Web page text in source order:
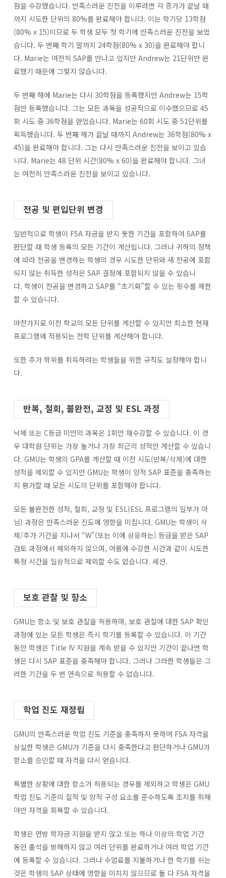
점을 수강했습니다. 만족스러운 진전을 이루려면 각 증가가 끝날 때
까지 시도한 단위의 80%를 완료해야 합니다. 이는 학기당 13학점
(80% x 15)이므로 두 학생 모두 첫 학기에 만족스러운 진전을 보였
습니다. 두 번째 학기 말까지 24학점(80% x 30)을 완료해야 합니
다. Marie는 여전히 SAP를 만나고 있지만 Andrew는 21단위만 완
료했기 때문에 그렇지 않습니다.
두 번째 해에 Marie는 다시 30학점을 등록했지만 Andrew는 15학
점만 등록했습니다. 그는 모든 과목을 성공적으로 이수했으므로 45
회 시도 중 36학점을 얻었습니다. Marie는 60회 시도 중 51단위를
획득했습니다. 두 번째 해가 끝날 때까지 Andrew는 36학점(80% x
45)을 완료해야 합니다. 그는 다시 만족스러운 진전을 보이고 있습
니다. Marie는 48 단위 시간(80% x 60)을 완료해야 합니다. 그녀
는 여전히 만족스러운 진전을 보이고 있습니다.
전공 및 편입단위 변경
일반적으로 학생이 FSA 자금을 받지 못한 기간을 포함하여 SAP를
판단할 때 학생 등록의 모든 기간이 계산됩니다. 그러나 귀하의 정책
에 따라 전공을 변경하는 학생의 경우 시도한 단위와 새 전공에 포함
되지 않는 취득한 성적은 SAP 결정에 포함되지 않을 수 있습니
다. 학생이 전공을 변경하고 SAP를 “초기화”할 수 있는 횟수를 제한
할 수 있습니다.
마찬가지로 이전 학교의 모든 단위를 계산할 수 있지만 최소한 현재
프로그램에 적용되는 전학 단위를 계산해야 합니다.
또한 추가 학위를 취득하려는 학생들을 위한 규칙도 설정해야 합니
다.
반복, 철회, 불완전, 교정 및 ESL 과정
낙제 또는 C등급 미만의 과목은 1회만 재수강할 수 있습니다. 이 경
우 대학원 단위는 가장 높거나 가장 최근의 성적만 계산할 수 있습니
다. GMU는 학생의 GPA를 계산할 때 이전 시도(반복/삭제)에 대한
성적을 제외할 수 있지만 GMU는 학생이 양적 SAP 표준을 충족하는
지 평가할 때 모든 시도의 단위를 포함해야 합니다.
모든 불완전한 성적, 철회, 교정 및 ESL(ESL 프로그램의 일부가 아
님) 과정은 만족스러운 진도에 영향을 미칩니다. GMU는 학생이 삭
제/추가 기간을 지나서 “W”(또는 이에 상응하는) 등급을 받은 SAP
검토 과정에서 제외하지 않으며, 여름에 수강한 시간과 같이 시도한
특정 시간을 일상적으로 제외할 수도 없습니다. 세션.
보호 관찰 및 항소
GMU는 항소 및 보호 관찰을 허용하며, 보호 관찰에 대한 SAP 확인
과정에 있는 모든 학생은 즉시 학기를 등록할 수 있습니다. 이 기간
동안 학생은 Title IV 지원을 계속 받을 수 있지만 기간이 끝나면 학
생은 다시 SAP 표준을 충족해야 합니다. 그러나 그러한 학생들은 그
러한 기간을 두 번 연속으로 허용할 수 없습니다.
학업 진도 재정립
GMU의 만족스러운 학업 진도 기준을 충족하지 못하여 FSA 자격을
상실한 학생은 GMU가 기준을 다시 충족한다고 판단하거나 GMU가
항소를 승인할 때 자격을 다시 얻습니다.
특별한 상황에 대한 항소가 허용되는 경우를 제외하고 학생은 GMU
학업 진도 기준의 질적 및 양적 구성 요소를 준수하도록 조치를 취해
야만 자격을 회복할 수 있습니다.
학생은 연방 학자금 지원을 받지 않고 또는 하나 이상의 학업 기간
동안 출석을 방해하지 않고 여러 단위를 완료하거나 여러 학업 기간
에 등록할 수 있습니다. 그러나 수업료를 지불하거나 한 학기를 쉬는
것은 학생의 SAP 상태에 영향을 미치지 않으므로 둘 다 FSA 자격을